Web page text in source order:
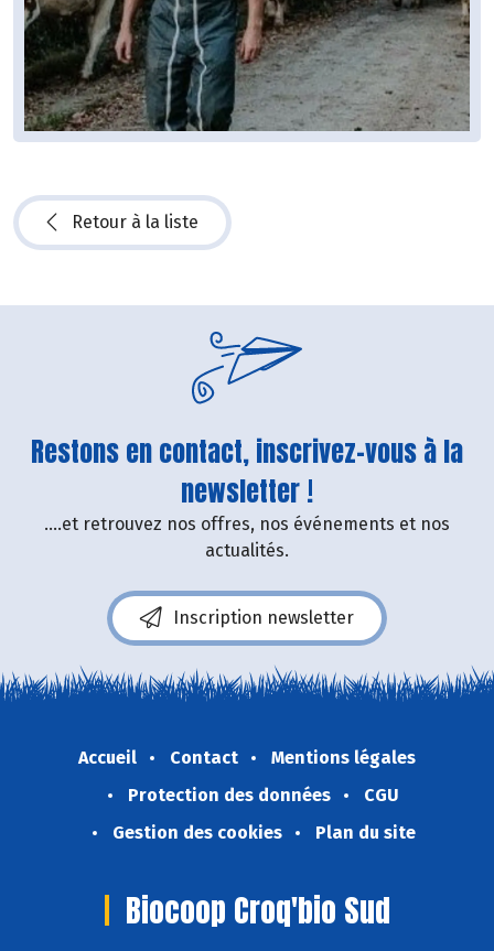
Retour à la liste
Restons en contact, inscrivez-vous à la
newsletter !
....et retrouvez nos offres, nos événements et nos
actualités.
Inscription newsletter
Accueil Contact
Mentions légales
Protection des données
CGU
Gestion des cookies
Plan du site
Biocoop Croq'bio Sud